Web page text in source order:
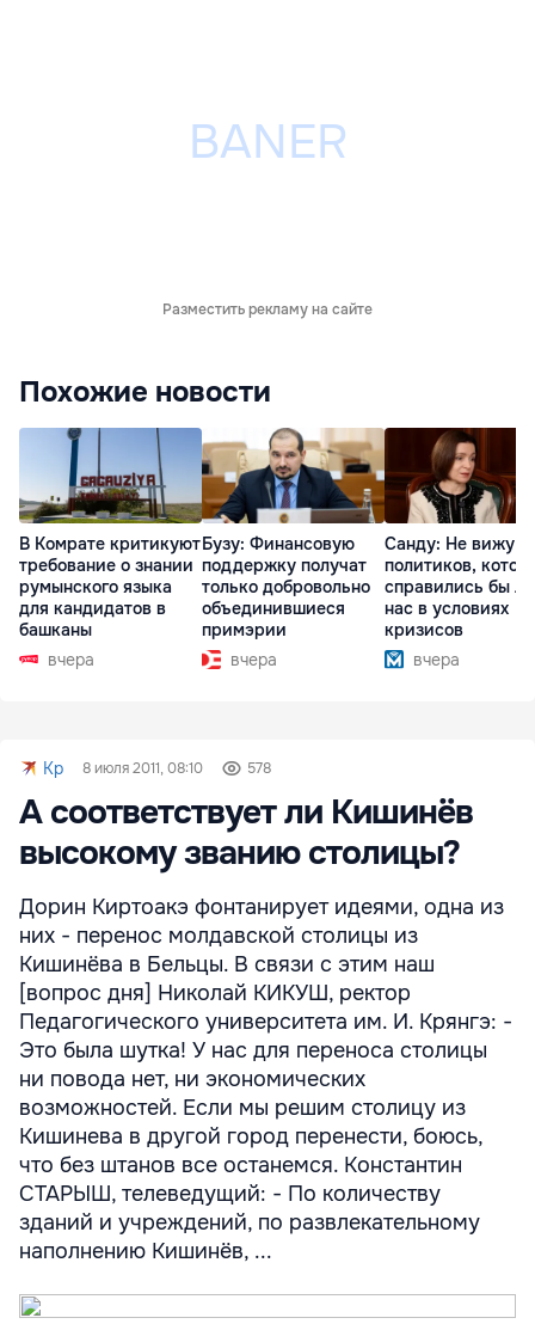
Разместить рекламу на сайте
Похожие новости
В Комрате критикуют
требование о знании
румынского языка
для кандидатов в
башканы
вчера
Бузу: Финансовую
поддержку получат
только добровольно
объединившиеся
примэрии
вчера
Санду: Не вижу
политиков,
справились бы
нас в условиях
кризисов
вчера
Kp 8 июля 2011, 08:10 578
А соответствует ли Кишинёв
высокому званию столицы?
Дорин Киртоакэ фонтанирует идеями, одна из
них - перенос молдавской столицы из
Кишинёва в Бельцы. В связи с этим наш
[вопрос дня] Николай КИКУШ, ректор
Педагогического университета им. И. Крянгэ: -
Это была шутка! У нас для переноса столицы
ни повода нет, ни экономических
возможностей. Если мы решим столицу из
Кишинева в другой город перенести, боюсь,
что без штанов все останемся. Константин
СТАРЫШ, телеведущий: - По количеству
зданий и учреждений, по развлекательному
наполнению Кишинёв, ...